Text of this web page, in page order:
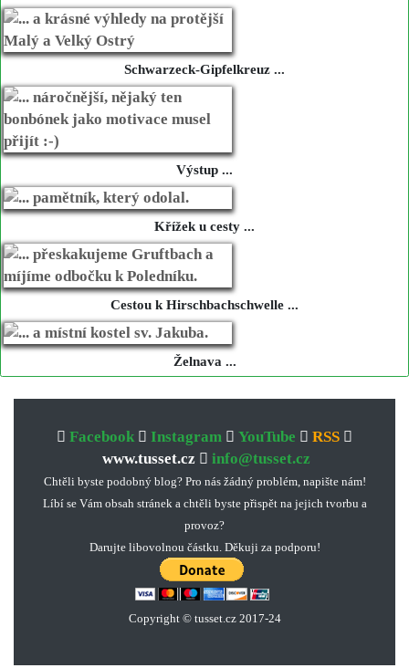
Schwarzeck-Gipfelkreuz ...
Výstup ...
Křížek u cesty ...
Cestou k Hirschbachschwelle ...
Želnava ...
Facebook Instagram YouTube
RSS
www.tusset.cz
info@tusset.cz
Chtěli byste podobný blog? Pro nás žádný problém, napište nám!
Líbí se Vám obsah stránek a chtěli byste přispět na jejich tvorbu a
provoz?
Darujte libovolnou částku. Děkuji za podporu!
Copyright © tusset. cz 2017-24